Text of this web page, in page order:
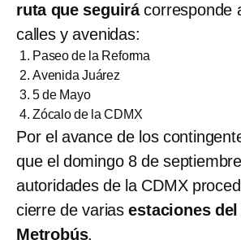
ruta que seguirácorresponde
calles y avenidas:
Paseo de la Reforma
Avenida Juárez
5 de Mayo
Zócalo de la CDMX
Por el avance de los
que el domingo 8 de
autoridades de la CDMX
cierre de variasestaciones del
Metrobús.